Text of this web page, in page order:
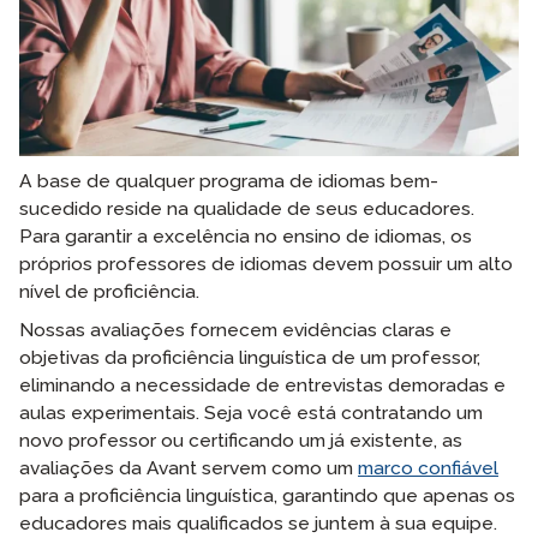
A base de qualquer programa de idiomas bem-
sucedido reside na qualidade de seus educadores.
Para garantir a excelência no ensino de idiomas, os
próprios professores de idiomas devem possuir um alto
nível de proficiência.
Nossas avaliações fornecem evidências claras e
objetivas da proficiência linguística de um professor,
eliminando a necessidade de entrevistas demoradas e
aulas experimentais. Seja você está contratando um
novo professor ou certificando um já existente, as
avaliações da Avant servem como um marco confiável
para a proficiência linguística, garantindo que apenas os
educadores mais qualificados se juntem à sua equipe.